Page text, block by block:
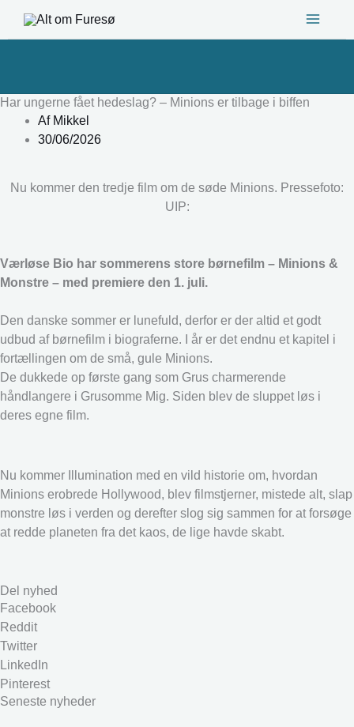
Har ungerne fået hedeslag? – Minions er tilbage i biffen
AfMikkel
30/06/2026
Nu kommer den tredje film om de søde Minions. Pressefoto:
UIP:
Værløse Bio har sommerens store børnefilm – Minions &
Monstre – med premiere den 1. juli.
Den danske sommer er lunefuld, derfor er der altid et godt
udbud af børnefilm i biograferne. I år er det endnu et kapitel i
fortællingen om de små, gule Minions.
De dukkede op første gang som Grus charmerende
håndlangere i Grusomme Mig. Siden blev de sluppet løs i
deres egne film.
Nu kommer Illumination med en vild historie om, hvordan
Minions erobrede Hollywood, blev filmstjerner, mistede alt, slap
monstre løs i verden og derefter slog sig sammen for at forsøge
at redde planeten fra det kaos, de lige havde skabt.
Del nyhed
Facebook
Reddit
Twitter
LinkedIn
Pinterest
Seneste nyheder